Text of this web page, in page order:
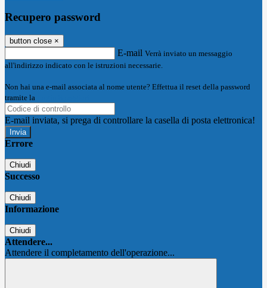
Recupero password
button close ×
E-mail Verrà inviato un messaggio
all'indirizzo indicato con le istruzioni necessarie.
Non hai una e-mail associata al nome utente? Effettua il reset della password
tramite la
E-mail inviata, si prega di controllare la casella di posta elettronica!
Errore
Chiudi
Successo
Chiudi
Informazione
Chiudi
Attendere...
Attendere il completamento dell'operazione...